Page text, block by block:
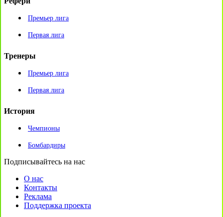
Премьер лига
Первая лига
Тренеры
Премьер лига
Первая лига
История
Чемпионы
Бомбардиры
Подписывайтесь на нас
О нас
Контакты
Реклама
Поддержка проекта